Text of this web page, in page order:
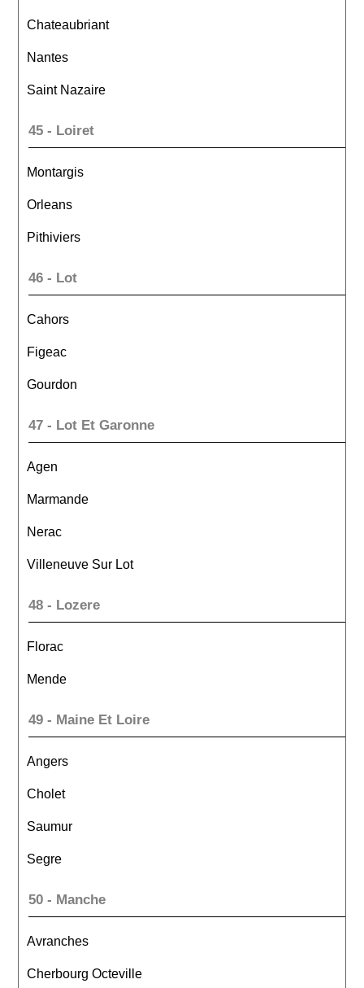
Chateaubriant
Nantes
Saint Nazaire
45 - Loiret
Montargis
Orleans
Pithiviers
46 - Lot
Cahors
Figeac
Gourdon
47 - Lot Et Garonne
Agen
Marmande
Nerac
Villeneuve Sur Lot
48 - Lozere
Florac
Mende
49 - Maine Et Loire
Angers
Cholet
Saumur
Segre
50 - Manche
Avranches
Cherbourg Octeville